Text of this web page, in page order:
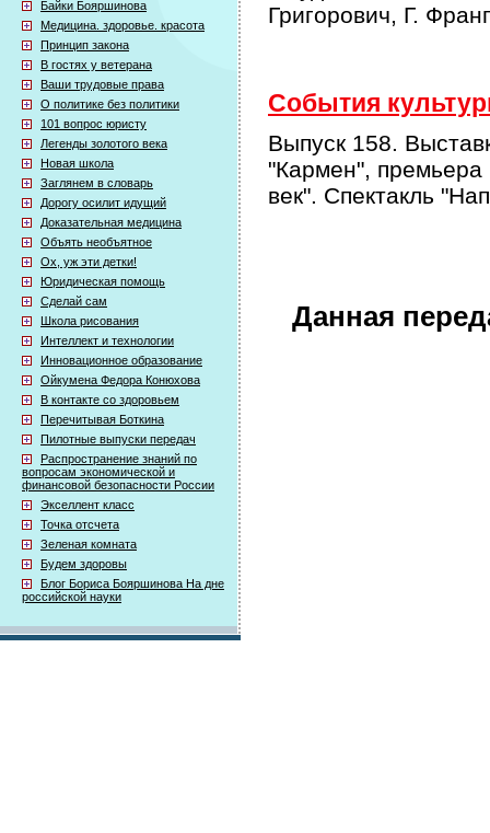
Байки Бояршинова
Медицина. здоровье. красота
Принцип закона
В гостях у ветерана
Ваши трудовые права
О политике без политики
101 вопрос юристу
Легенды золотого века
Новая школа
Заглянем в словарь
Дорогу осилит идущий
Доказательная медицина
Объять необъятное
Ох, уж эти детки!
Юридическая помощь
Сделай сам
Школа рисования
Интеллект и технологии
Инновационное образование
Ойкумена Федора Конюхова
В контакте со здоровьем
Перечитывая Боткина
Пилотные выпуски передач
Распространение знаний по
вопросам экономической и
финансовой безопасности России
Экселлент класс
Точка отсчета
Зеленая комната
Будем здоровы
Блог Бориса Бояршинова На дне
российской науки
Григорович, Г.
События
Выпуск 158.
"Кармен",
век". Спектакль
Данная